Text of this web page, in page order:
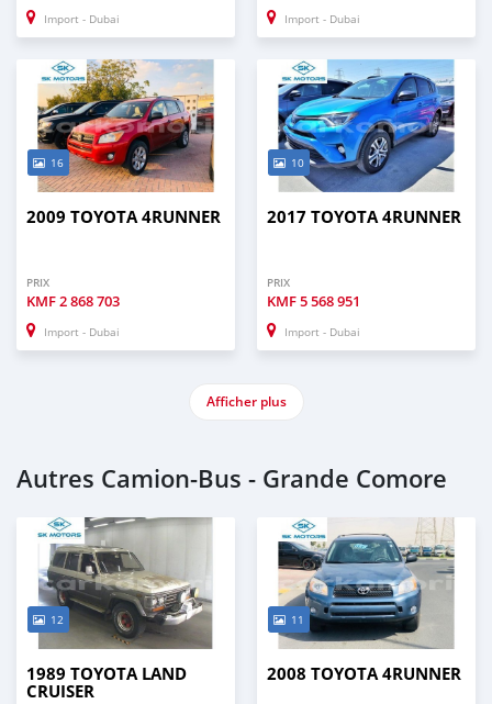
Import - Dubai Import - Dubai
16
2009 TOYOTA 4RUNNER
PRIX
KMF2 868 703
Import - Dubai
10
2017 TOYOTA 4RUNNER
PRIX
KMF5 568 951
Import - Dubai
Afficher plus
Autres Camion‒Bus - Grande Comore
12
1989 TOYOTA LAND
CRUISER
11
2008 TOYOTA 4RUNNER